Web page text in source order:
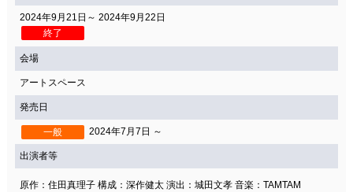
2024年9月21日～ 2024年9月22日
終了
会場
アートスペース
発売日
一般 2024年7月7日 ～
出演者等
原作：住田真理子 構成：深作健太 演出：城田文孝 音楽：TAMTAM